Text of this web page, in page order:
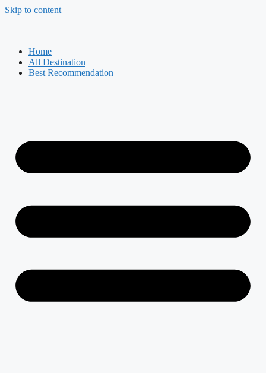
Skip to content
Home
All Destination
Best Recommendation